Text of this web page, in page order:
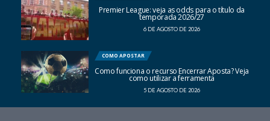
Premier League: veja as odds para o título da
temporada 2026/27
6 DE AGOSTO DE 2026
COMO APOSTAR
Como funciona o recurso Encerrar Aposta? Veja
como utilizar a ferramenta
5 DE AGOSTO DE 2026